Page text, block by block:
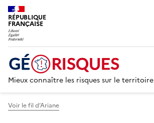
RÉPUBLIQUE
FRANÇAISE
Mieux connaître les risques sur le territoire
Voir le fil d’Ariane